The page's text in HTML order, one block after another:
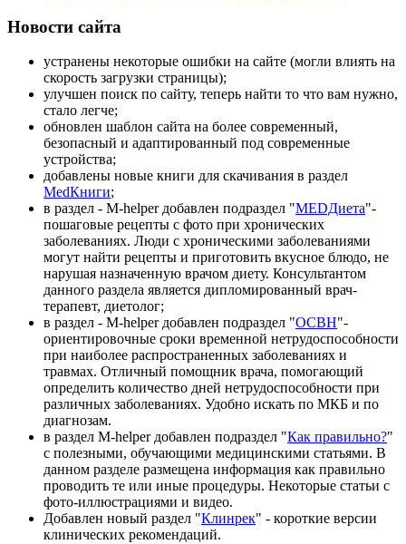
Новости сайта
устранены некоторые ошибки на сайте (могли влиять на
скорость загрузки страницы);
улучшен поиск по сайту, теперь найти то что вам нужно,
стало легче;
обновлен шаблон сайта на более современный,
безопасный и адаптированный под современные
устройства;
добавлены новые книги для скачивания в раздел
MedКниги;
в раздел - M-helper добавлен подраздел "MEDДиета"-
пошаговые рецепты с фото при хронических
заболеваниях. Люди с хроническими заболеваниями
могут найти рецепты и приготовить вкусное блюдо, не
нарушая назначенную врачом диету. Консультантом
данного раздела является дипломированный врач-
терапевт, диетолог;
в раздел - M-helper добавлен подраздел "ОСВН"-
ориентировочные сроки временной нетрудоспособности
при наиболее распространенных заболеваниях и
травмах. Отличный помощник врача, помогающий
определить количество дней нетрудоспособности при
различных заболеваниях. Удобно искать по МКБ и по
диагнозам.
в раздел M-helper добавлен подраздел "Как правильно?"
с полезными, обучающими медицинскими статьями. В
данном разделе размещена информация как правильно
проводить те или иные процедуры. Некоторые статьи с
фото-иллюстрациями и видео.
Добавлен новый раздел "Клинрек" - короткие версии
клинических рекомендаций.